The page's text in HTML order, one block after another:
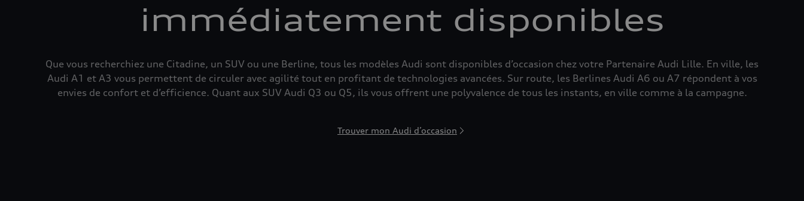
immédiatement disponibles
Que vous recherchiez une Citadine, un SUV ou une Berline, tous les modèles Audi sont disponibles d’occasion chez votre Partenaire Audi Lille. En ville, les
Audi A1 et A3 vous permettent de circuler avec agilité tout en profitant de technologies avancées. Sur route, les Berlines Audi A6 ou A7 répondent à vos
envies de confort et d’efficience. Quant aux SUV Audi Q3 ou Q5, ils vous offrent une polyvalence de tous les instants, en ville comme à la campagne.
Trouver mon Audi d’occasion